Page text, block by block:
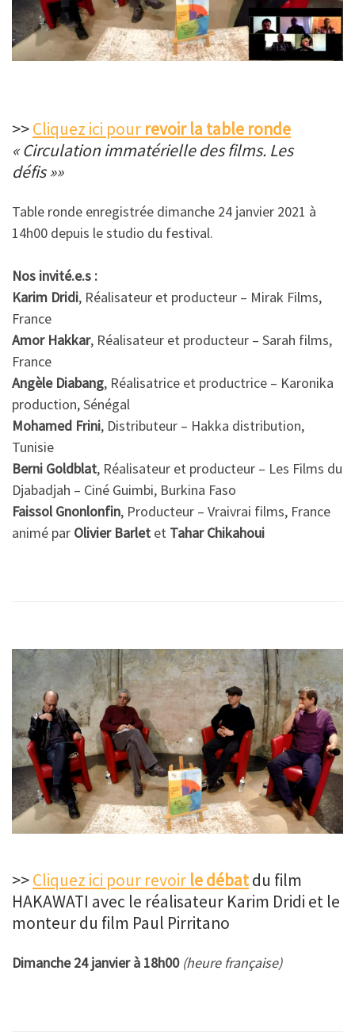
>>Cliquez ici pour revoir la table ronde
« Circulation immatérielle des films. Les
défis »»
Table ronde enregistrée dimanche 24 janvier 2021 à
14h00 depuis le studio du festival.
Nos invité.e.s :
Karim Dridi, Réalisateur et producteur – Mirak Films,
France
Amor Hakkar, Réalisateur et producteur – Sarah films,
France
Angèle Diabang, Réalisatrice et productrice – Karonika
production, Sénégal
Mohamed Frini, Distributeur – Hakka distribution,
Tunisie
Berni Goldblat, Réalisateur et producteur – Les Films du
Djabadjah – Ciné Guimbi, Burkina Faso
Faissol Gnonlonfin, Producteur – Vraivrai films, France
animé par Olivier Barlet et Tahar Chikahoui
>>Cliquez ici pour revoir le débatdu film
HAKAWATI avec le réalisateur Karim Dridi et le
monteur du film Paul Pirritano
Dimanche 24 janvier à 18h00 (heure française)